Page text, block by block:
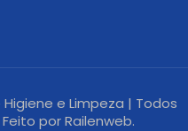
e Limpeza | Todos
porRailenweb.